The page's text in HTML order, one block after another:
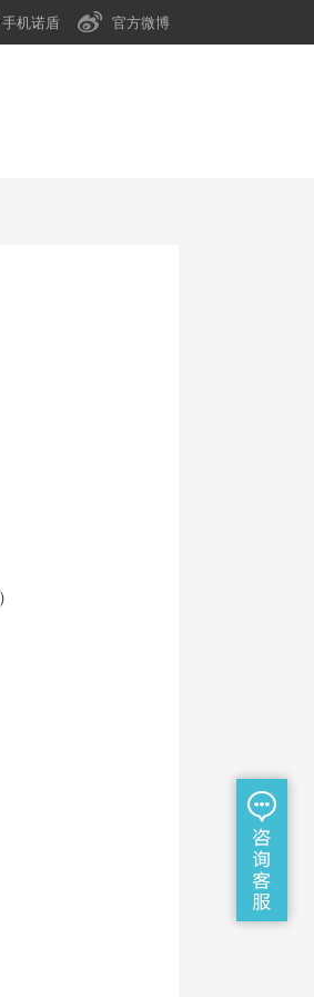
手机诺盾 官方微博